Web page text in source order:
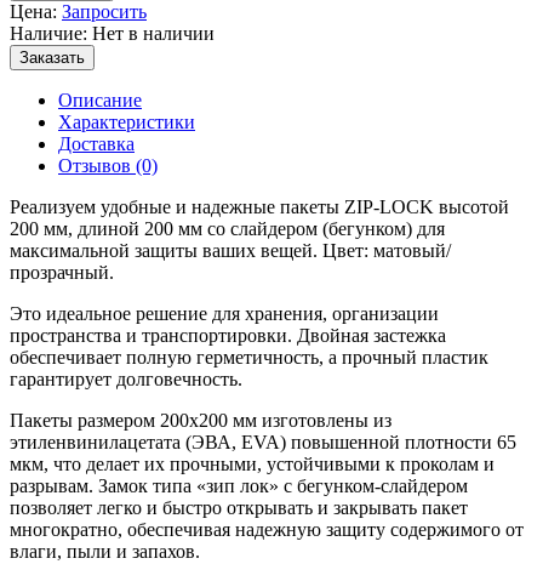
Цена: Запросить
Наличие: Нет в наличии
Заказать
Описание
Характеристики
Доставка
Отзывов (0)
Реализуем удобные и надежные пакеты ZIP-LOCK высотой
200 мм, длиной 200 мм со слайдером (бегунком) для
максимальной защиты ваших вещей. Цвет: матовый/
прозрачный.
Это идеальное решение для хранения, организации
пространства и транспортировки. Двойная застежка
обеспечивает полную герметичность, а прочный пластик
гарантирует долговечность.
Пакеты размером 200x200 мм изготовлены из
этиленвинилацетата (ЭВА, EVA) повышенной плотности 65
мкм, что делает их прочными, устойчивыми к проколам и
разрывам. Замок типа «зип лок» с бегунком-слайдером
позволяет легко и быстро открывать и закрывать пакет
многократно, обеспечивая надежную защиту содержимого от
влаги, пыли и запахов.